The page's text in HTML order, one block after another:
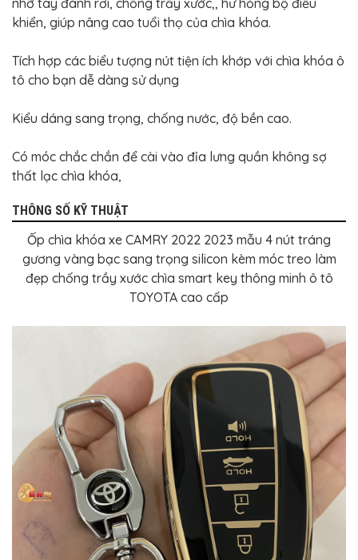
nhỡ tay đánh rơi, chống trầy xước,, hư hỏng bộ điều
khiển, giúp nâng cao tuổi thọ của chìa khóa.
Tích hợp các biểu tượng nút tiện ích khớp với chìa khóa ô
tô cho bạn dễ dàng sử dụng
Kiểu dáng sang trọng, chống nước, độ bền cao.
Có móc chắc chắn để cài vào đỉa lưng quần không sợ
thất lạc chìa khóa,
THÔNG SỐ KỸ THUẬT
Ốp chìa khóa xe CAMRY 2022 2023 mẫu 4 nút tráng
gương vàng bạc sang trọng silicon kèm móc treo làm
đẹp chống trầy xước chìa smart key thông minh ô tô
TOYOTA cao cấp